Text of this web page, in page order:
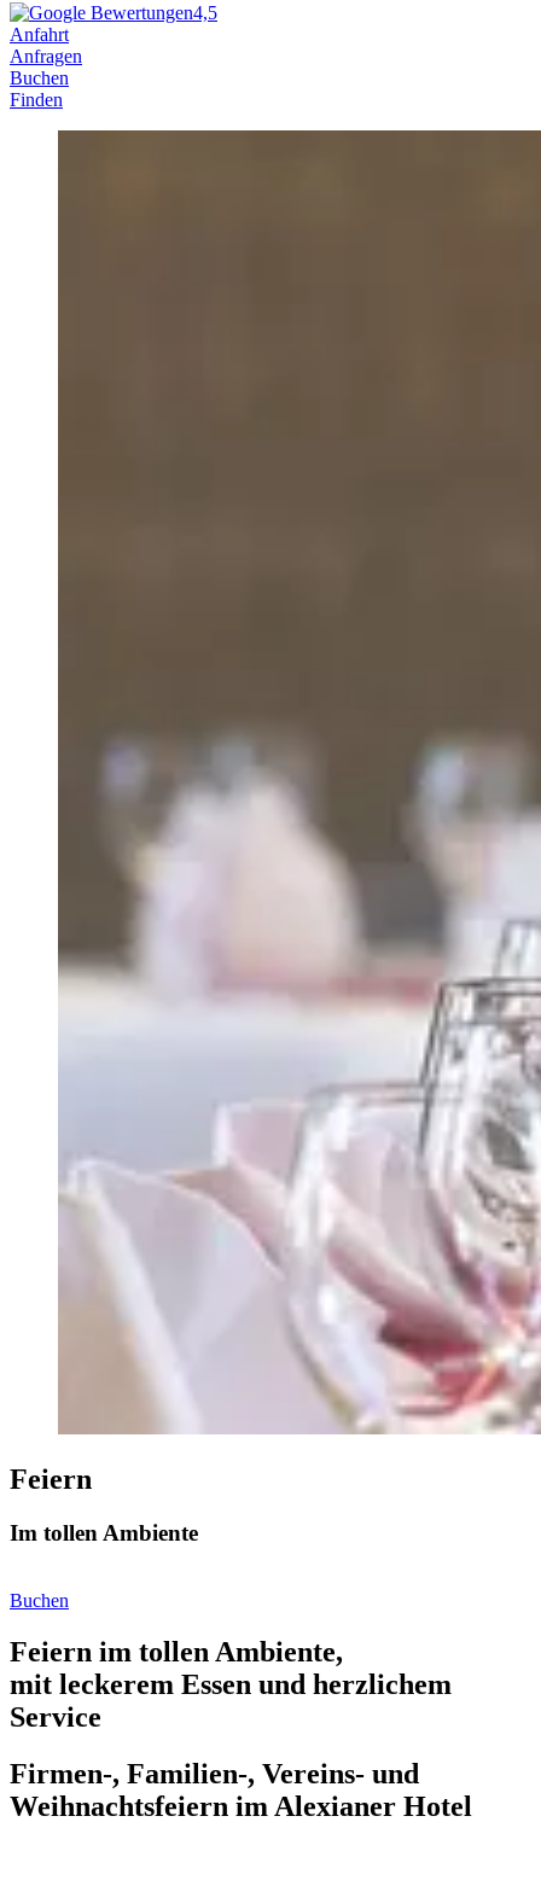
4,5
Anfahrt
Anfragen
Buchen
Finden
Feiern
Im tollen Ambiente
Buchen
Feiern im tollen Ambiente,
mit leckerem Essen und herzlichem
Service
Firmen-, Familien-, Vereins- und
Weihnachtsfeiern im Alexianer Hotel